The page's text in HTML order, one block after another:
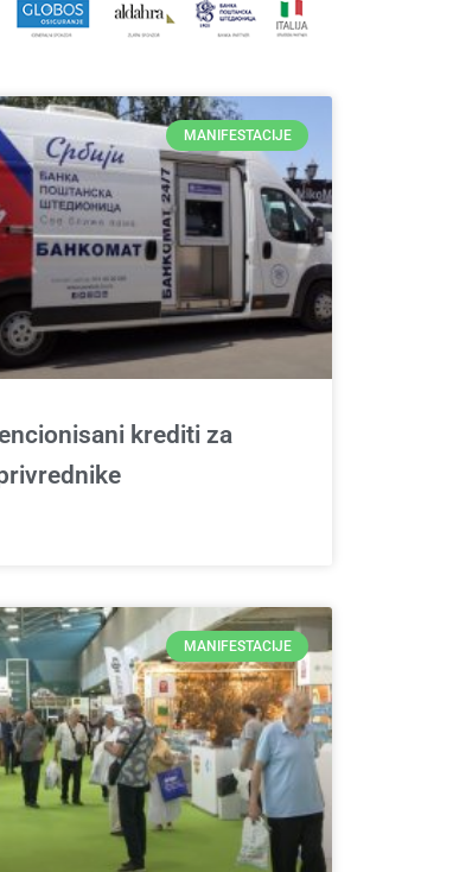
MANIFESTACIJE
krediti za
MANIFESTACIJE